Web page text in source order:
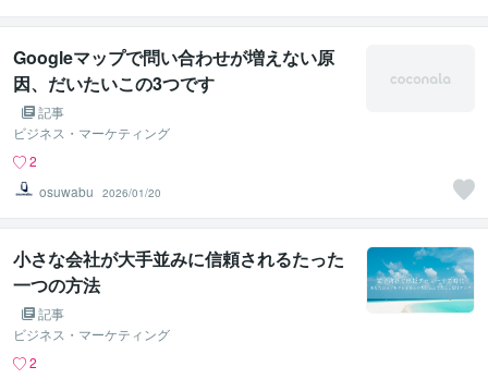
Googleマップで問い合わせが増えない原
因、だいたいこの3つです
記事
ビジネス・マーケティング
2
osuwabu
2026/01/20
小さな会社が大手並みに信頼されるたった
一つの方法
記事
ビジネス・マーケティング
2